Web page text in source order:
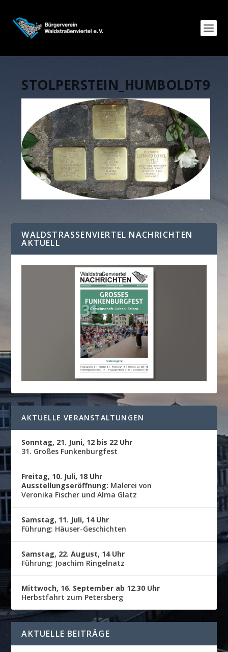
STOLPERSTEIN_HUMBOLDT9
WALDSTRASSENVIERTEL NACHRICHTEN A
KTUELL
AKTUELLE VERANSTALTUNGEN
Sonntag, 21. Juni, 12 bis 22 Uhr
31. Großes Funkenburgfest
Freitag, 10. Juli, 18 Uhr
Ausstellungseröffnung: Malerei von
Veronika Fischer und Alma Glatz
Samstag, 11. Juli, 14 Uhr
Führung: Häuser-Geschichten
Samstag, 22. August, 14 Uhr
Führung: Joachim Ringelnatz
Mittwoch, 16. September ab 12.30 Uhr
Herbstfahrt zum Petersberg
AKTUELLE BEITRÄGE